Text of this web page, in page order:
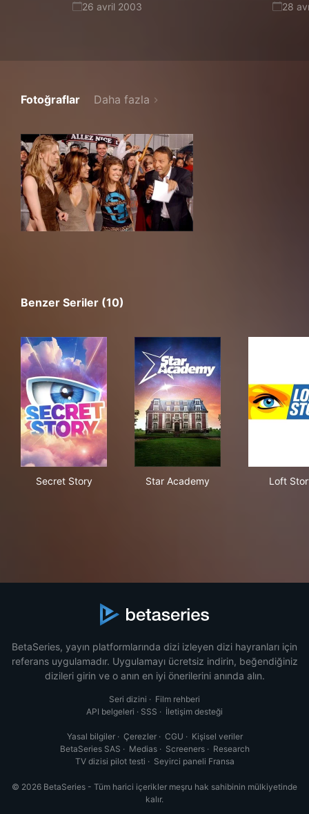
26 avril 2003
28
Fotoğraflar Daha fazla
Benzer Seriler (10)
Secret Story Star Academy Loft
BetaSeries, yayın platformlarında dizi izleyen dizi hayranları için
referans uygulamadır. Uygulamayı ücretsiz indirin, beğendiğiniz
dizileri girin ve o anın en iyi önerilerini anında alın.
Seri dizini · Film rehberi
API belgeleri · SSS · İletişim desteği
Yasal bilgiler· Çerezler· CGU · Kişisel veriler
BetaSeries SAS · Medias· Screeners· Research
TV dizisi pilot testi · Seyirci paneli Fransa
© 2026 BetaSeries - Tüm harici içerikler meşru hak sahibinin mülkiyetinde
kalır.